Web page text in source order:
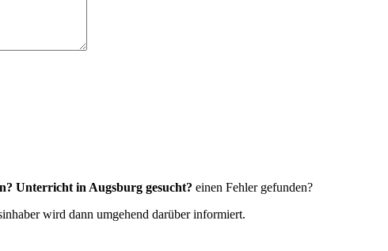
Unterricht in Augsburg gesucht? einen Fehler gefunden?
wird dann umgehend darüber informiert.